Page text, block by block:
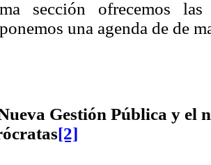
sección ofrecemos
una agenda de de
Gestión Pública y el
[2]